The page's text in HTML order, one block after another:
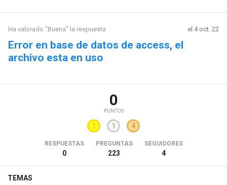
Ha valorado "Buena" la respuesta el 4 oct. 22
Error en base de datos de access, el
archivo esta en uso
0
PUNTOS
1 1 4
RESPUESTAS
0
PREGUNTAS
223
SEGUIDORES
4
TEMAS